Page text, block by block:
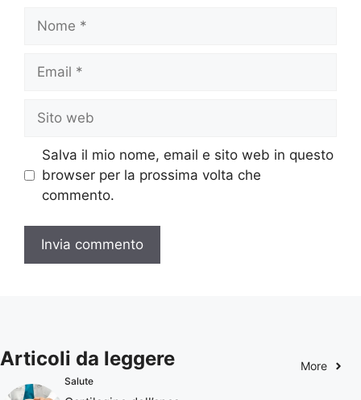
web
Salva il mio nome, email e sito web in questo
browser per la prossima volta che
commento.
Articoli da leggere More
Salute